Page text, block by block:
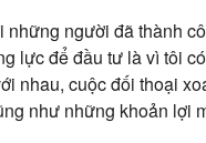
người đã thành
lực để đầu tư là vì tôi
nhau, cuộc đối thoại
như những khoản lợi